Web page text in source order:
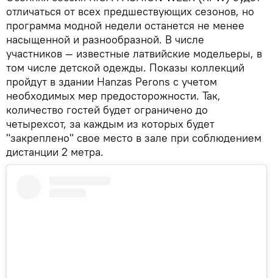
отличаться от всех предшествующих сезонов, но
программа модной недели останется не менее
насыщенной и разнообразной. В числе
участников — известные латвийские модельеры, в
том числе детской одежды. Показы коллекций
пройдут в здании Hanzas Perons с учетом
необходимых мер предосторожности. Так,
количество гостей будет ограничено до
четырехсот, за каждым из которых будет
"закреплено" свое место в зале при соблюдением
дистанции 2 метра.